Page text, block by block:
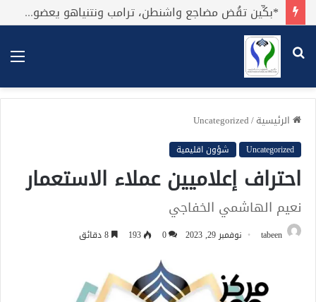
*بكِّين تقُض مضاجع واشنطن، ترامب ونتنياهو يعضون على أصابِعهُم وليس بيدهم حيلَة!.*
بحث
عن
الرئيسية/
Uncategorized
Uncategorized شؤون اقليمية
احتراف إعلاميين عملاء الاستعمار
نعيم الهاشمي الخفاجي
tabeen نوفمبر 29, 2023 0
193